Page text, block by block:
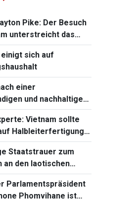
Pike: Der Besuch
unterstreicht das
Vertrauen zwischen
Australien
einigt sich auf
einer
und nachhaltigen
Vietnam sollte
Halbleiterfertigung
legen
Staatstrauer zum
an den laotischen
Phomvihane
Parlamentspräsident
Phomvihane ist